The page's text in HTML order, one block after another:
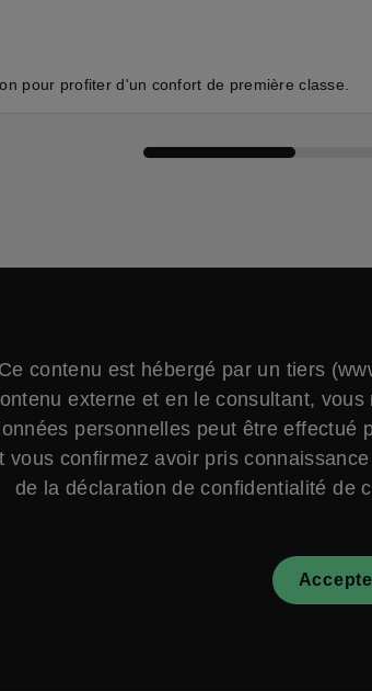
pour profiter d'un confort de première classe.
Ce contenu est hébergé par un tiers
externe et en le consultant,
personnelles peut être effectué
vous confirmez avoir pris
de la déclaration de confidentialité de